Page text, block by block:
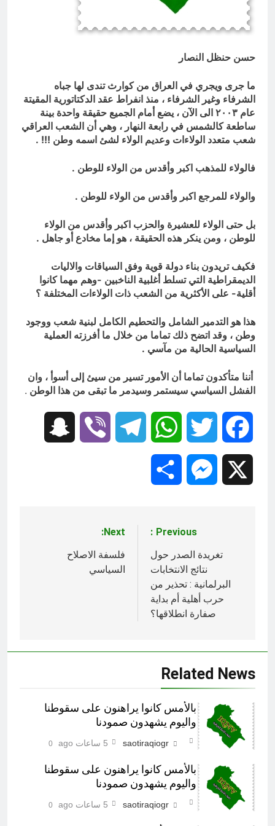
انتهت الحرب… لكن لم ينتهي
الموت
حسن حنظل النصار
ما جرى ويجري في العراق من كوارث تندى لها جباه
الشرفاء وغير الشرفاء ، منذ انفراط عقد الدكتاتورية المقيتة
عام ٢٠٠٣ الى الآن ، يضع أمام الجميع حقيقة واحدة بينة
ساطعة كالشمس في رابعة النهار ، وهي أن الشعب العراقي
شعب متعدد الولاءات وعديم الولاء لشئ اسمه وطن !!! .
فالولاء للمذهب اكبر وأقدس من الولاء للوطن .
والولاء للمرجع اكبر وأقدس من الولاء للوطن .
بل حتى الولاء للعشيرة والحزب اكبر وأقدس من الولاء
للوطن ، ومن ينكر هذه الحقيقة ، هو إما مخادع أو جاهل .
فكيف تريدون بناء دولة قوية وفق السياقات والاليات
الديمقراطية التي تسلط أغلبية الناخبين -وهم مهما كانوا
أقلية- على الأكثرية من الشعب ذات الولاءات المختلفة ؟
هذا هو التدمير الشامل والتحطيم الكامل لبنية شعب ووجود
وطن ، وقد اتضح ذلك تماما من خلال ما أفرزته العملية
السياسية الحالية من مآسي .
أننا متأكدون تماما أن الأمور تسير من سيئ إلى أسوأ ، وان
الفشل السياسي سيستمر وسيدمر ما تبقى من هذا الوطن .
Facebook
Twitter
WhatsApp
Telegram
Viber
Messenger
المقالات
Previous:
تغريدة الصدر حول
نتائج الانتخابات
البرلمانية : تحذير من
حرب أهلية أم بداية
صفارة انطلاقها؟
Next:
فلسفة الاصلاح
السياسي
Related News
بالأمس كانوا يراهنون على سقوطنا
واليوم يشهدون صمودنا
saotiraqiogr 5 ساعات ago 0
بالأمس كانوا يراهنون على سقوطنا
واليوم يشهدون صمودنا
saotiraqiogr 5 ساعات ago 0